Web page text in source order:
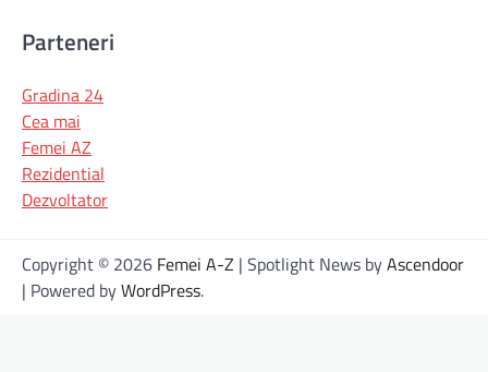
Parteneri
Gradina 24
Cea mai
Femei AZ
Rezidential
Dezvoltator
Copyright © 2026 Femei A-Z | Spotlight News byAscendoor
| Powered byWordPress.